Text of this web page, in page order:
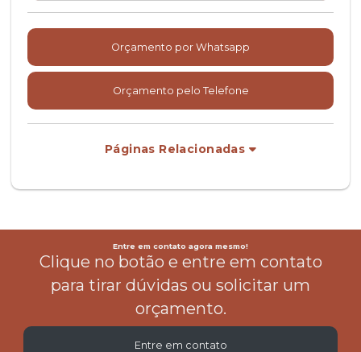
Orçamento por Whatsapp
Orçamento pelo Telefone
Páginas Relacionadas
Entre em contato agora mesmo!
Clique no botão e entre em contato
para tirar dúvidas ou solicitar um
orçamento.
Entre em contato